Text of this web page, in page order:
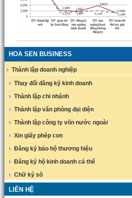
HOA SEN BUSINESS
Thành lập doanh nghiệp
Thay đổi đăng ký kinh doanh
Thành lập chi nhánh
Thành lập văn phòng đại diện
Thành lập công ty vốn nước ngoài
Xin giấy phép con
Đăng ký bảo hộ thương hiệu
Đăng ký hộ kinh doanh cá thể
Chữ ký số
LIÊN HỆ